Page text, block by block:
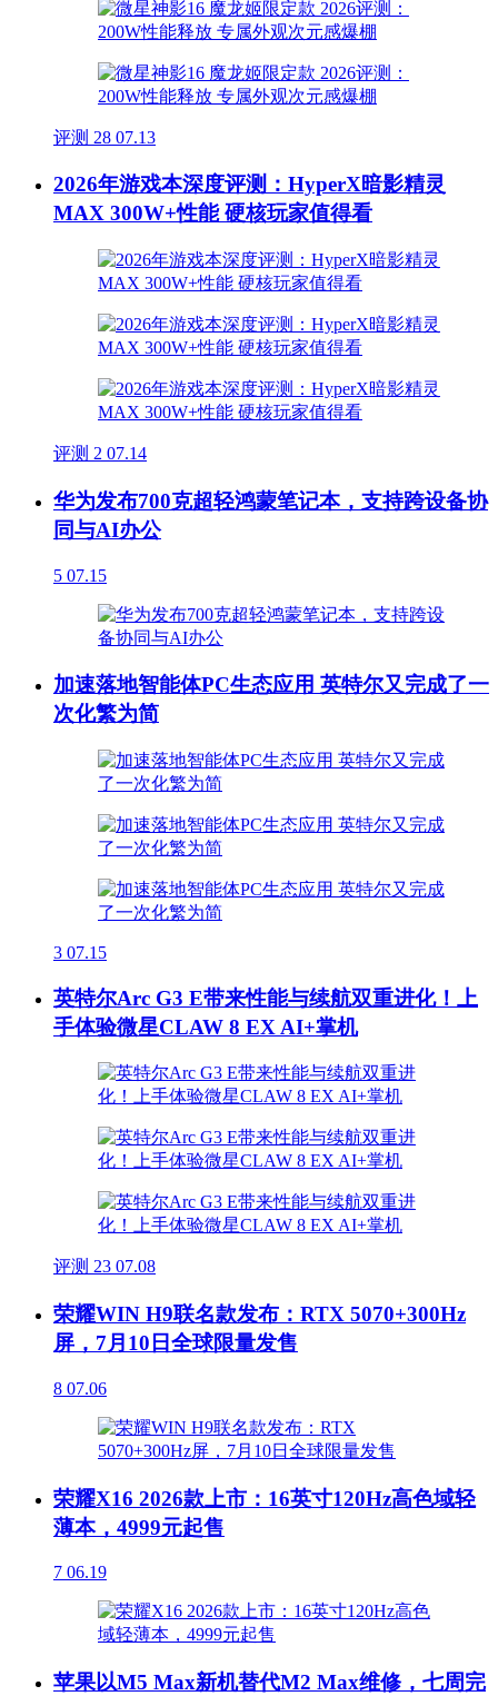
评测 28 07.13
2026年游戏本深度评测：HyperX暗影精灵
MAX 300W+性能 硬核玩家值得看
评测 2 07.14
华为发布700克超轻鸿蒙笔记本，支持跨设备协
同与AI办公
5 07.15
加速落地智能体PC生态应用 英特尔又完成了一
次化繁为简
3 07.15
英特尔Arc G3 E带来性能与续航双重进化！上
手体验微星CLAW 8 EX AI+掌机
评测 23 07.08
荣耀WIN H9联名款发布：RTX 5070+300Hz
屏，7月10日全球限量发售
8 07.06
荣耀X16 2026款上市：16英寸120Hz高色域轻
薄本，4999元起售
7 06.19
苹果以M5 Max新机替代M2 Max维修，七周完